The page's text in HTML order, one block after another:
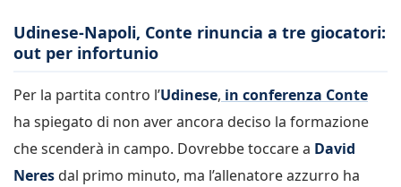
Udinese-Napoli, Conte rinuncia a tre giocatori:
out per infortunio
Per la partita contro l’Udinese, in conferenza Conte
ha spiegato di non aver ancora deciso la formazione
che scenderà in campo. Dovrebbe toccare a David
Neres dal primo minuto, ma l’allenatore azzurro ha